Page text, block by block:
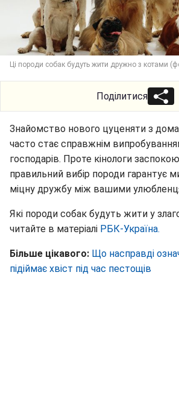
Ці породи собак будуть жити дружно з котами
Поділитися
Знайомство нового цуценяти з
часто стає справжнім
господарів. Проте кінологи
правильний вибір породи гарантує
міцну дружбу між вашими
Які породи собак будуть жити у
читайте в матеріалі РБК-Україна.
Більше цікавого: Що насправді
підіймає хвіст під час пестощів